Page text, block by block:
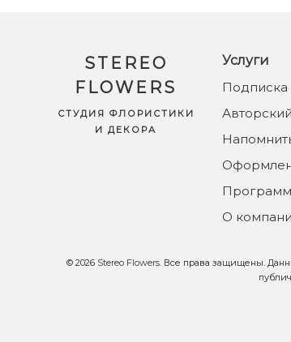
STEREO
FLOWERS
СТУДИЯ ФЛОРИСТИКИ
И ДЕКОРА
Услуги
Подписка
О
© 2026 Stereo Flowers. Все права защищены.